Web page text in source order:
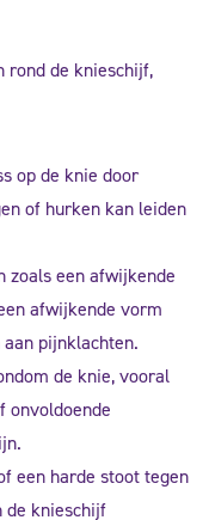
rond de knieschijf,
op de knie door
of hurken kan leiden
zoals een afwijkende
afwijkende vorm
pijnklachten.
de knie, vooral
onvoldoende
een harde stoot tegen
de knieschijf